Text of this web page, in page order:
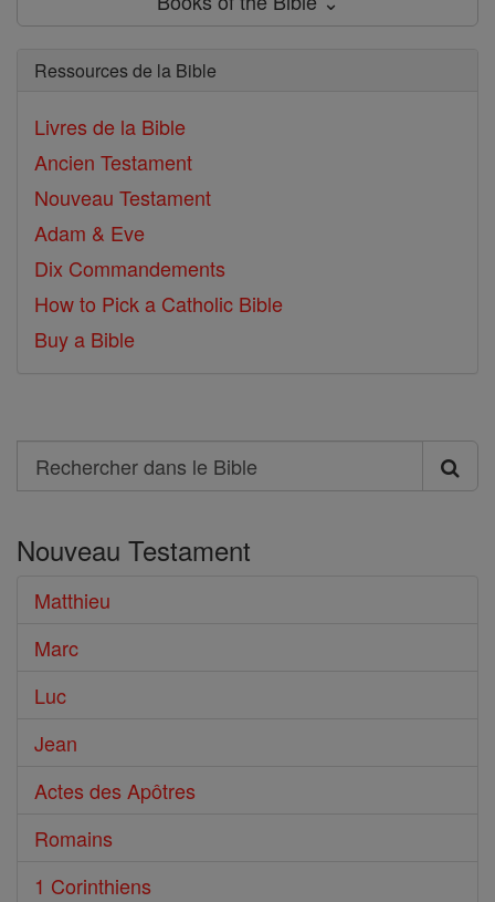
Ressources de la Bible
Livres de la Bible
Ancien Testament
Nouveau Testament
Adam & Eve
Dix Commandements
How to Pick a Catholic Bible
Buy a Bible
Search
Rechercher
le
Bible
Nouveau Testament
Matthieu
Marc
Luc
Jean
Actes des Apôtres
Romains
1 Corinthiens